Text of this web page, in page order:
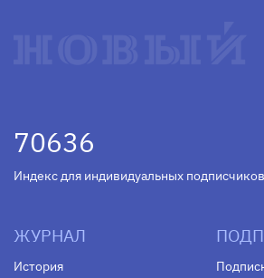
70636
Индекс для индивидуальных подписчиков
ЖУРНАЛ
История